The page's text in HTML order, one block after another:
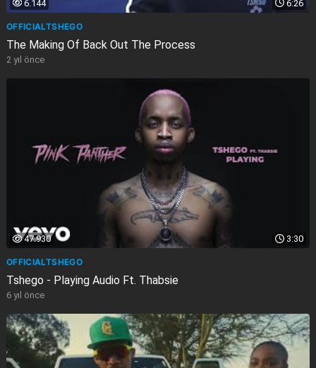
6:26
6.144
OFFICIALTSHEGO
The Making Of Back Out The Process
2 yıl önce
3:30
47.930
OFFICIALTSHEGO
Tshego - Playing Audio Ft. Thabsie
6 yıl önce